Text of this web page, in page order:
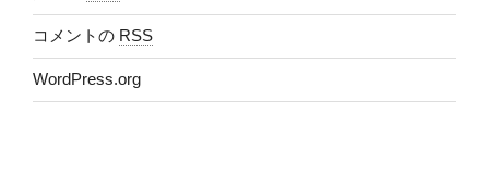
コメントの RSS
WordPress.org